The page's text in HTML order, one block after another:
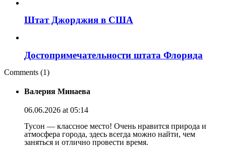
Штат Джорджия в США
Достопримечательности штата Флорида
Comments (1)
Валерия Минаева
06.06.2026 at 05:14
Тусон — классное место! Очень нравится природа и
атмосфера города, здесь всегда можно найти, чем
заняться и отлично провести время.